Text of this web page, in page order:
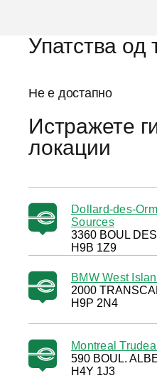
Упатства од
Не е достапно
Истражете
локации
Dollard-des-
Sources
3360 BOUL
H9B 1Z9
BMW West
2000
H9P 2N4
Montreal
590 BOUL.
H4Y 1J3